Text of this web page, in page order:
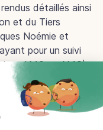
détaillés ainsi
et du Tiers
Noémie et
pour un suivi
AMO et AMC).